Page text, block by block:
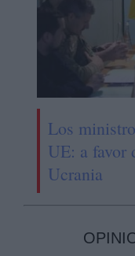
Los
UE: a favor
Ucrania